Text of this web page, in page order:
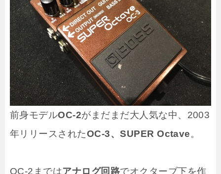
前身モデルOC-2がまだまだ大人気な中、2003
年リリースされたOC-3、SUPER Octave。
OC-2まではアナログ回路でオクターブ下を作